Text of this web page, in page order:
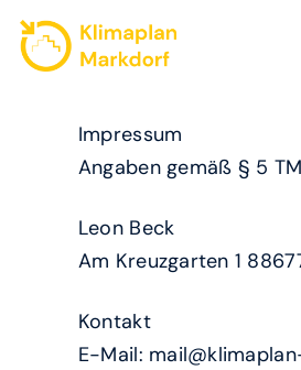
Inhalt
springen
GEMEINSAM
Impressum
Angaben gemäß § 5
Leon Beck
Am Kreuzgarten 1
Kontakt
E-Mail: